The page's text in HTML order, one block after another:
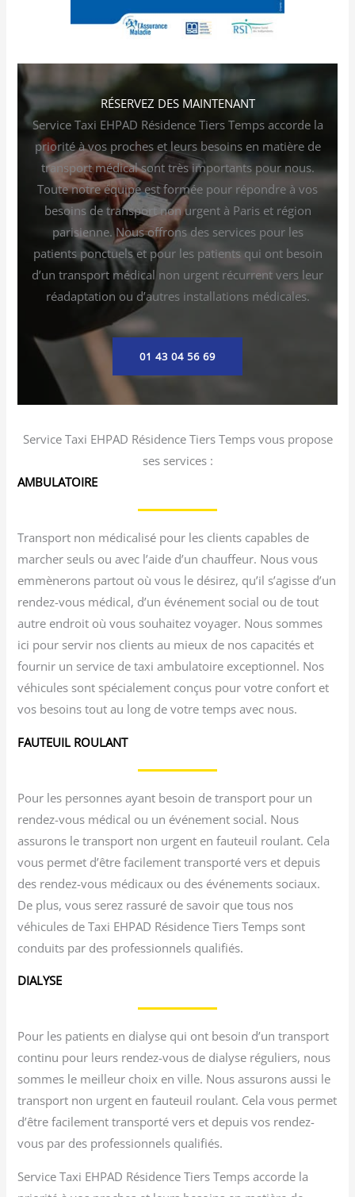
RÉSERVEZ DES MAINTENANT
Service Taxi EHPAD Résidence Tiers Temps accorde la
priorité à vos proches et leurs besoins en matière de
transport médical sont très importants pour nous.
Toute notre équipe est formée pour répondre à vos
besoins de transport non urgent à Paris et région
parisienne. Nous offrons des services pour les
patients ponctuels et pour les patients qui ont besoin
d’un transport médical non urgent récurrent vers leur
réadaptation ou d’autres installations médicales.
01 43 04 56 69
Service Taxi EHPAD Résidence Tiers Temps vous propose
ses services :
AMBULATOIRE
Transport non médicalisé pour les clients capables de
marcher seuls ou avec l’aide d’un chauffeur. Nous vous
emmènerons partout où vous le désirez, qu’il s’agisse d’un
rendez-vous médical, d’un événement social ou de tout
autre endroit où vous souhaitez voyager. Nous sommes
ici pour servir nos clients au mieux de nos capacités et
fournir un service de taxi ambulatoire exceptionnel. Nos
véhicules sont spécialement conçus pour votre confort et
vos besoins tout au long de votre temps avec nous.
FAUTEUIL ROULANT
Pour les personnes ayant besoin de transport pour un
rendez-vous médical ou un événement social. Nous
assurons le transport non urgent en fauteuil roulant. Cela
vous permet d’être facilement transporté vers et depuis
des rendez-vous médicaux ou des événements sociaux.
De plus, vous serez rassuré de savoir que tous nos
véhicules de Taxi EHPAD Résidence Tiers Temps sont
conduits par des professionnels qualifiés.
DIALYSE
Pour les patients en dialyse qui ont besoin d’un transport
continu pour leurs rendez-vous de dialyse réguliers, nous
sommes le meilleur choix en ville. Nous assurons aussi le
transport non urgent en fauteuil roulant. Cela vous permet
d’être facilement transporté vers et depuis vos rendez-
vous par des professionnels qualifiés.
Service Taxi EHPAD Résidence Tiers Temps accorde la